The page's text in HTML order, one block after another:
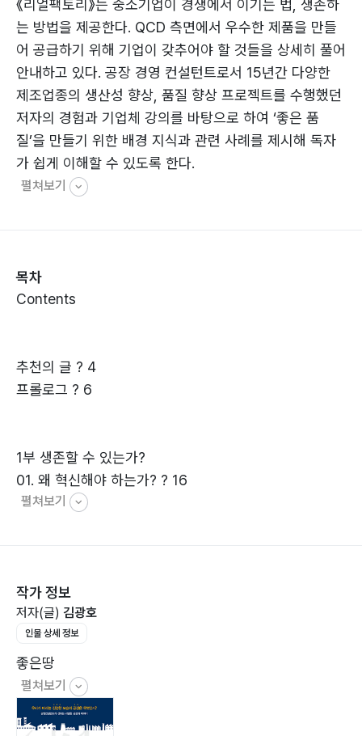
《리얼팩토리》는 중소기업이 경쟁에서 이기는 법, 생존하
는 방법을 제공한다. QCD 측면에서 우수한 제품을 만들
어 공급하기 위해 기업이 갖추어야 할 것들을 상세히 풀어
안내하고 있다. 공장 경영 컨설턴트로서 15년간 다양한
제조업종의 생산성 향상, 품질 향상 프로젝트를 수행했던
저자의 경험과 기업체 강의를 바탕으로 하여 ‘좋은 품
질’을 만들기 위한 배경 지식과 관련 사례를 제시해 독자
가 쉽게 이해할 수 있도록 한다.
펼쳐보기
목차
Contents
추천의 글 ? 4
프롤로그 ? 6
1부 생존할 수 있는가?
01. 왜 혁신해야 하는가? ? 16
02. 어떻게 혁신할 것인가? ? 26
2부 품질의식 제고
05. 품질이란? ? 78
06. 현장의 품질의식 ? 94
07. 품질자기선언 ? 117
08. 자공정 품질보증 ? 129
펼쳐보기
작가 정보
저자(글) 김광호
인물 상세 정보
좋은땅
펼쳐보기